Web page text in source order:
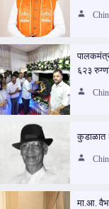
६२३
कुडाळात
मा.आ.